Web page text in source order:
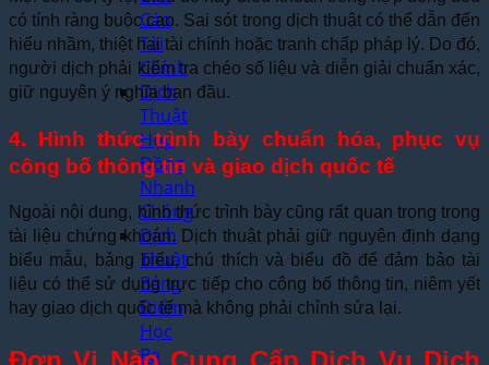
Cáo
Tài
Chính
Dịch
Thuật
Hợp
Đồng
Nhanh
Chóng
Dịch
Thuật
Bảng
Điểm
Học
Bạ
có tính ràng buộc cao. Sai sót trong dịch thuật có thể dẫn đến
hiểu nhầm, thiệt hại tài chính hoặc tranh chấp pháp lý. Do đó,
người dịch phải kiểm tra chéo số liệu và diễn giải chuẩn xác,
giữ nguyên ý nghĩa ban đầu.
4. Hình thức trình bày chuẩn hóa, phục vụ
công bố thông tin và giao dịch quốc tế
Ngoài nội dung, hình thức trình bày cũng rất quan trọng trong
tài liệu chứng khoán. Dịch thuật phải giữ nguyên định dạng
biểu mẫu, bảng biểu, chú thích và biểu đồ để đảm bảo tài
liệu có thể sử dụng trực tiếp cho công bố thông tin, niêm yết
hay giao dịch quốc tế mà không phải chỉnh sửa lại.